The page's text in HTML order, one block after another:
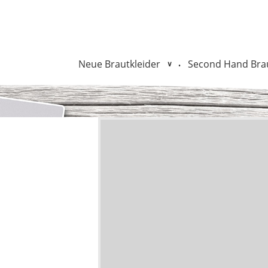
Neue Brautkleider • Second Hand